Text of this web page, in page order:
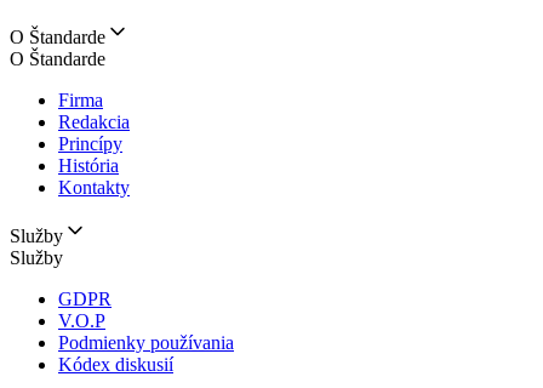
O Štandarde
O Štandarde
Firma
Redakcia
Princípy
História
Kontakty
Služby
Služby
GDPR
V.O.P
Podmienky používania
Kódex diskusií